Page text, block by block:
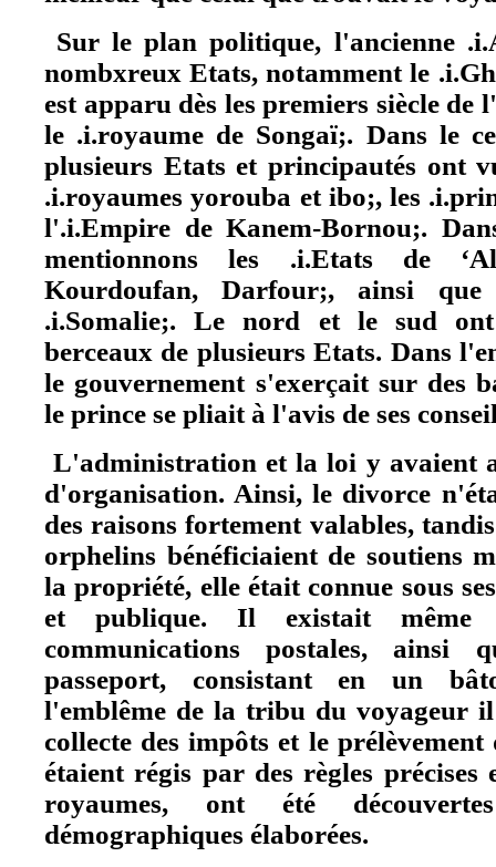
Sur le plan politique, l'ancienne
nombxreux Etats, notamment le
est apparu dès les premiers siècle de
le .i.royaume de Songaï;. Dans le
plusieurs Etats et principautés ont
.i.royaumes yorouba et ibo;, les
l'.i.Empire de Kanem-Bornou;.
mentionnons les .i.Etats de
Kourdoufan, Darfour;, ainsi
.i.Somalie;. Le nord et le sud ont
berceaux de plusieurs Etats. Dans
le gouvernement s'exerçait sur des
le prince se pliait à l'avis de ses
L'administration et la loi y avaient
d'organisation. Ainsi, le divorce
des raisons fortement valables,
orphelins bénéficiaient de soutiens
la propriété, elle était connue sous
et publique. Il existait même
communications postales, ainsi
passeport, consistant en un
l'emblême de la tribu du voyageur
collecte des impôts et le prélèvement
étaient régis par des règles précises
royaumes, ont été
démographiques élaborées.